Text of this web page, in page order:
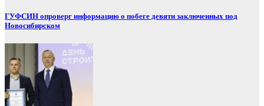
ГУФСИН опроверг информацию о побеге девяти заключенных под
Новосибирском